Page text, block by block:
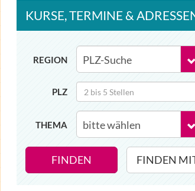
KURSE, TERMINE &
REGION
PLZ
THEMA
FINDEN FINDEN